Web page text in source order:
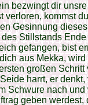
bezwingt dir
verloren, kommst
Gesinnung
Stillstands Ende
gefangen, bist
aus Mekka,
großen Schritt
harrt, er denkt,
Schwure nach und
geben werdest,